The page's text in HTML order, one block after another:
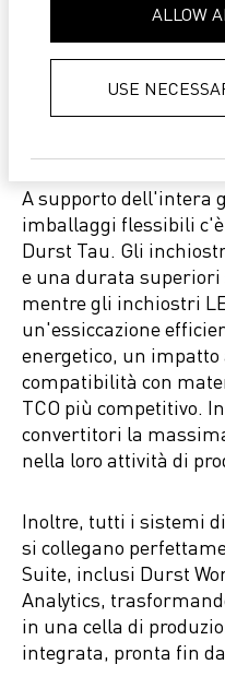
provided to them
collected from
services.
ALLOW
USE
Un ecosistema
A supporto dell'intera
imballaggi flessibili
Durst Tau. Gli
e una durata superiori
mentre gli inchiostri
un'essiccazione
energetico, un
compatibilità con
TCO più competitivo.
convertitori la
nella loro attività di
Inoltre, tutti i sistemi
si collegano
Suite, inclusi Durst
Analytics,
in una cella di
integrata, pronta fin